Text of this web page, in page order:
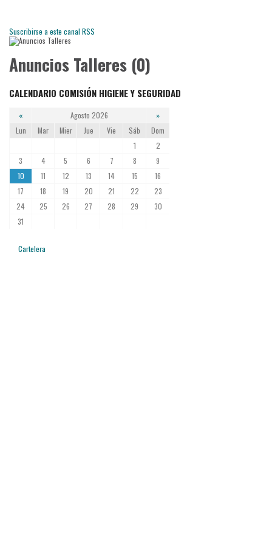
Suscribirse a este canal RSS
Anuncios Talleres (0)
CALENDARIO COMISIÓN HIGIENE Y SEGURIDAD
« Agosto 2026
»
Lun
Mar Mier Jue Vie Sáb
Dom
1
2
3
4 5 6 7 8
9
10
11 12 13 14 15
16
17
18 19 20 21 22
23
24
25 26 27 28 29
30
31
Cartelera